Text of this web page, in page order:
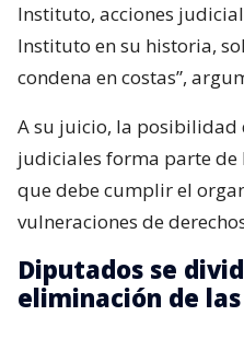
Instituto, acciones
Instituto en su historia,
condena en costas”,
A su juicio, la posibilidad
judiciales forma parte de
que debe cumplir el
vulneraciones de
Diputados se
eliminación de